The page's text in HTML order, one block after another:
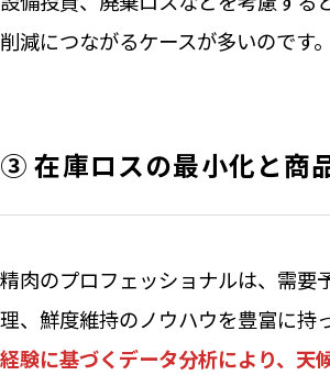
削減につながるケースが多いのです。
③ 在庫ロスの最小化と商
精肉のプロフェッショナルは、需要
理、鮮度維持のノウハウを豊富に持
経験に基づくデータ分析により、天